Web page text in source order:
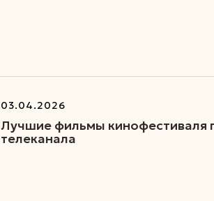
03.04.2026
Лучшие фильмы кинофестиваля
телеканала